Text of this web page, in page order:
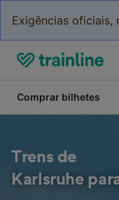
Exigências oficiais,
Comprar bilhetes
Trens de
Karlsruhe